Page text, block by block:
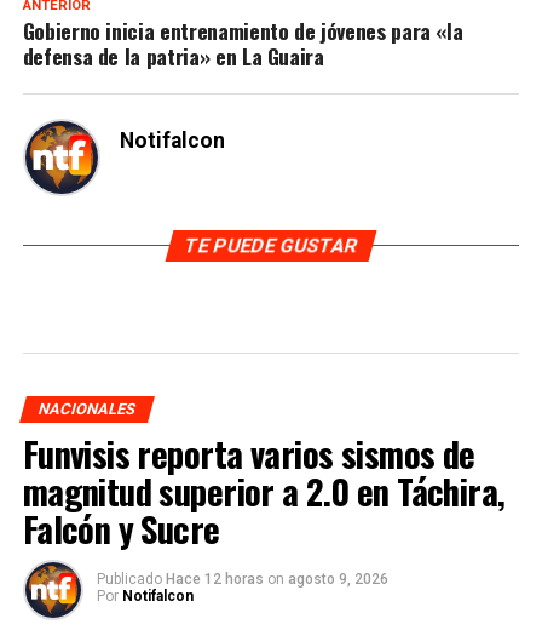
ANTERIOR
Gobierno inicia entrenamiento de jóvenes para «la
defensa de la patria» en La Guaira
Notifalcon
TE PUEDE GUSTAR
NACIONALES
Funvisis reporta varios sismos de
magnitud superior a 2.0 en Táchira,
Falcón y Sucre
Publicado Hace 12 horas on agosto 9, 2026
Por Notifalcon